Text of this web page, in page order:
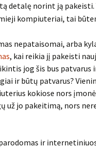
detalę norint ją pakeisti.
kompiuteriai, tai
nepataisomai, arba
, kai reikia jį pakeisti
jog šis bus patvarus
ir būtų patvarus?
kokiose nors
už jo pakeitimą, nors
ir